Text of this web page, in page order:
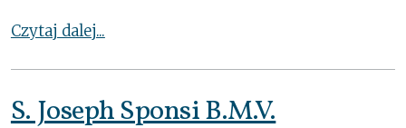
Czytaj dalej...
S. Joseph Sponsi B.M.V.